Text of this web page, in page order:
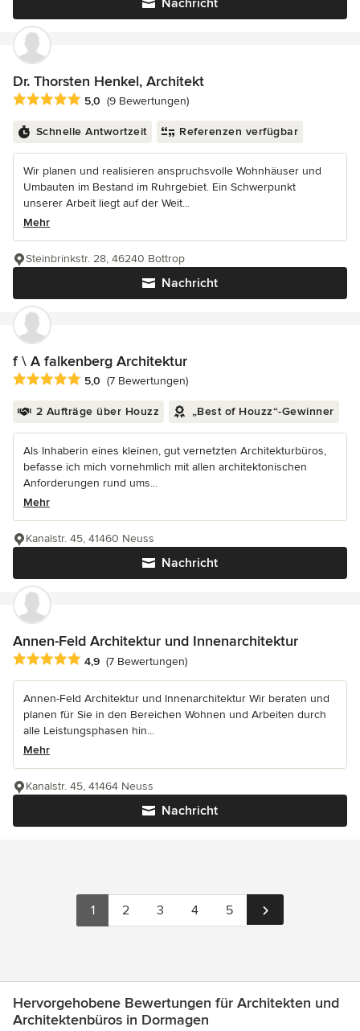
Dr. Thorsten Henkel, Architekt
Durchschnittliche Bewertung: 5 von 5 Sternen
5,0 (9 Bewertungen)
Schnelle Antwortzeit Referenzen verfügbar
Wir planen und realisieren anspruchsvolle Wohnhäuser und
Umbauten im Bestand im Ruhrgebiet. Ein Schwerpunkt
unserer Arbeit liegt auf der Weit...
Mehr
Nachricht
Steinbrinkstr. 28, 46240 Bottrop
f \ A falkenberg Architektur
Durchschnittliche Bewertung: 5 von 5 Sternen
5,0 (7 Bewertungen)
2 Aufträge über Houzz „Best of Houzz“-Gewinner
Als Inhaberin eines kleinen, gut vernetzten Architekturbüros,
befasse ich mich vornehmlich mit allen architektonischen
Anforderungen rund ums...
Mehr
Nachricht
Kanalstr. 45, 41460 Neuss
Annen-Feld Architektur und Innenarchitektur
Durchschnittliche Bewertung: 4.9 von 5 Sternen
4,9 (7 Bewertungen)
Annen-Feld Architektur und Innenarchitektur Wir beraten und
planen für Sie in den Bereichen Wohnen und Arbeiten durch
alle Leistungsphasen hin...
Mehr
Nachricht
Kanalstr. 45, 41464 Neuss
1 2 3 4 5
Hervorgehobene Bewertungen für Architekten und
Architektenbüros in Dormagen